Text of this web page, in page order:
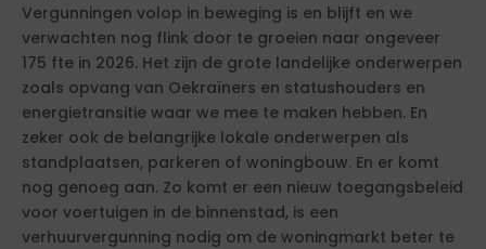
Vergunningen volop in beweging is en blijft en we
verwachten nog flink door te groeien naar ongeveer
175 fte in 2026. Het zijn de grote landelijke onderwerpen
zoals opvang van Oekraïners en statushouders en
energietransitie waar we mee te maken hebben. En
zeker ook de belangrijke lokale onderwerpen als
standplaatsen, parkeren of woningbouw. En er komt
nog genoeg aan. Zo komt er een nieuw toegangsbeleid
voor voertuigen in de binnenstad, is een
verhuurvergunning nodig om de woningmarkt beter te